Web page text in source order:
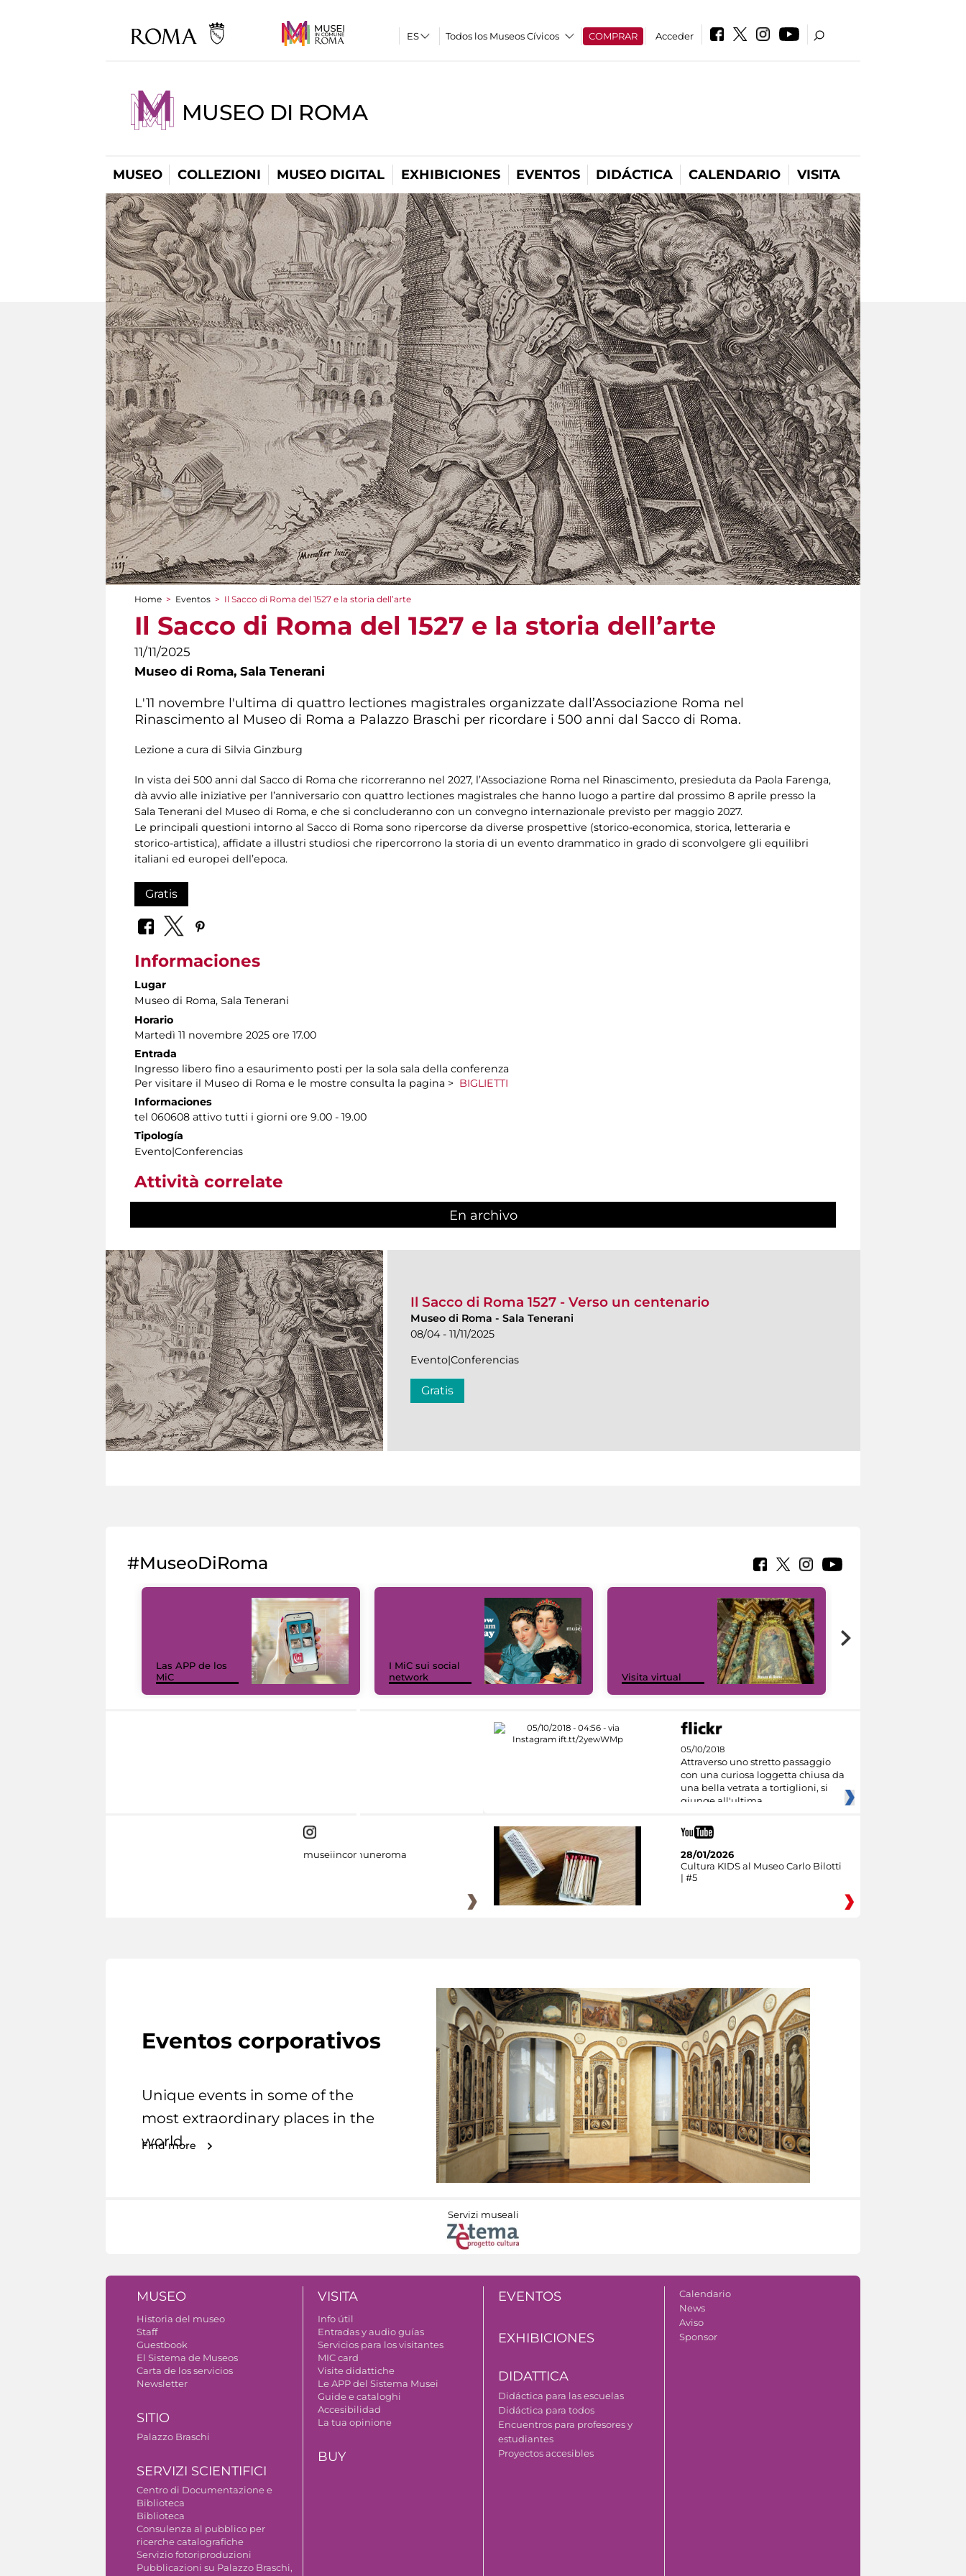
Todos los Museos Cívicos COMPRAR Acceder
MUSEO DI ROMA
MUSEO COLLEZIONI MUSEO DIGITAL EXHIBICIONES EVENTOS DIDÁCTICA CALENDARIO VISITA
You are here
Home > Eventos > Il Sacco di Roma del 1527 e la storia dell’arte
Il Sacco di Roma del 1527 e la storia dell’arte
11/11/2025
Museo di Roma, Sala Tenerani
L'11 novembre l'ultima di quattro lectiones magistrales organizzate dall’Associazione Roma nel
Rinascimento al Museo di Roma a Palazzo Braschi per ricordare i 500 anni dal Sacco di Roma.
Lezione a cura di Silvia Ginzburg
In vista dei 500 anni dal Sacco di Roma che ricorreranno nel 2027, l’Associazione Roma nel Rinascimento, presieduta da Paola Farenga,
dà avvio alle iniziative per l’anniversario con quattro lectiones magistrales che hanno luogo a partire dal prossimo 8 aprile presso la
Sala Tenerani del Museo di Roma, e che si concluderanno con un convegno internazionale previsto per maggio 2027.
Le principali questioni intorno al Sacco di Roma sono ripercorse da diverse prospettive (storico-economica, storica, letteraria e
storico-artistica), affidate a illustri studiosi che ripercorrono la storia di un evento drammatico in grado di sconvolgere gli equilibri
italiani ed europei dell’epoca.
Gratis
Informaciones
Lugar
Museo di Roma, Sala Tenerani
Horario
Martedì 11 novembre 2025 ore 17.00
Entrada
Ingresso libero fino a esaurimento posti per la sola sala della conferenza
Per visitare il Museo di Roma e le mostre consulta la pagina > BIGLIETTI
Informaciones
tel 060608 attivo tutti i giorni ore 9.00 - 19.00
Tipología
Evento|Conferencias
Attività correlate
En archivo
Il Sacco di Roma 1527 - Verso un centenario
Museo di Roma - Sala Tenerani
08/04 - 11/11/2025
Evento|Conferencias
Gratis
#MuseoDiRoma
Las APP de los
MiC
I MiC sui social
network
Visita virtual
05/10/2018
Attraverso uno stretto passaggio
con una curiosa loggetta chiusa da
una bella vetrata a tortiglioni, si
giunge all'ultima
museiincomuneroma
28/01/2026
Cultura KIDS al Museo Carlo Bilotti
| #5
Eventos corporativos
Unique events in some of the
most extraordinary places in the
world.
Find more
Servizi museali
MUSEO
Historia del museo
Staff
Guestbook
El Sistema de Museos
Carta de los servicios
Newsletter
SITIO
Palazzo Braschi
SERVIZI SCIENTIFICI
Centro di Documentazione e
Biblioteca
Biblioteca
Consulenza al pubblico per
ricerche catalografiche
Servizio fotoriproduzioni
Pubblicazioni su Palazzo Braschi,
VISITA
Info útil
Entradas y audio guías
Servicios para los visitantes
MIC card
Visite didattiche
Le APP del Sistema Musei
Guide e cataloghi
Accesibilidad
La tua opinione
BUY
EVENTOS
EXHIBICIONES
DIDATTICA
Didáctica para las escuelas
Didáctica para todos
Encuentros para profesores y
estudiantes
Proyectos accesibles
Calendario
News
Aviso
Sponsor